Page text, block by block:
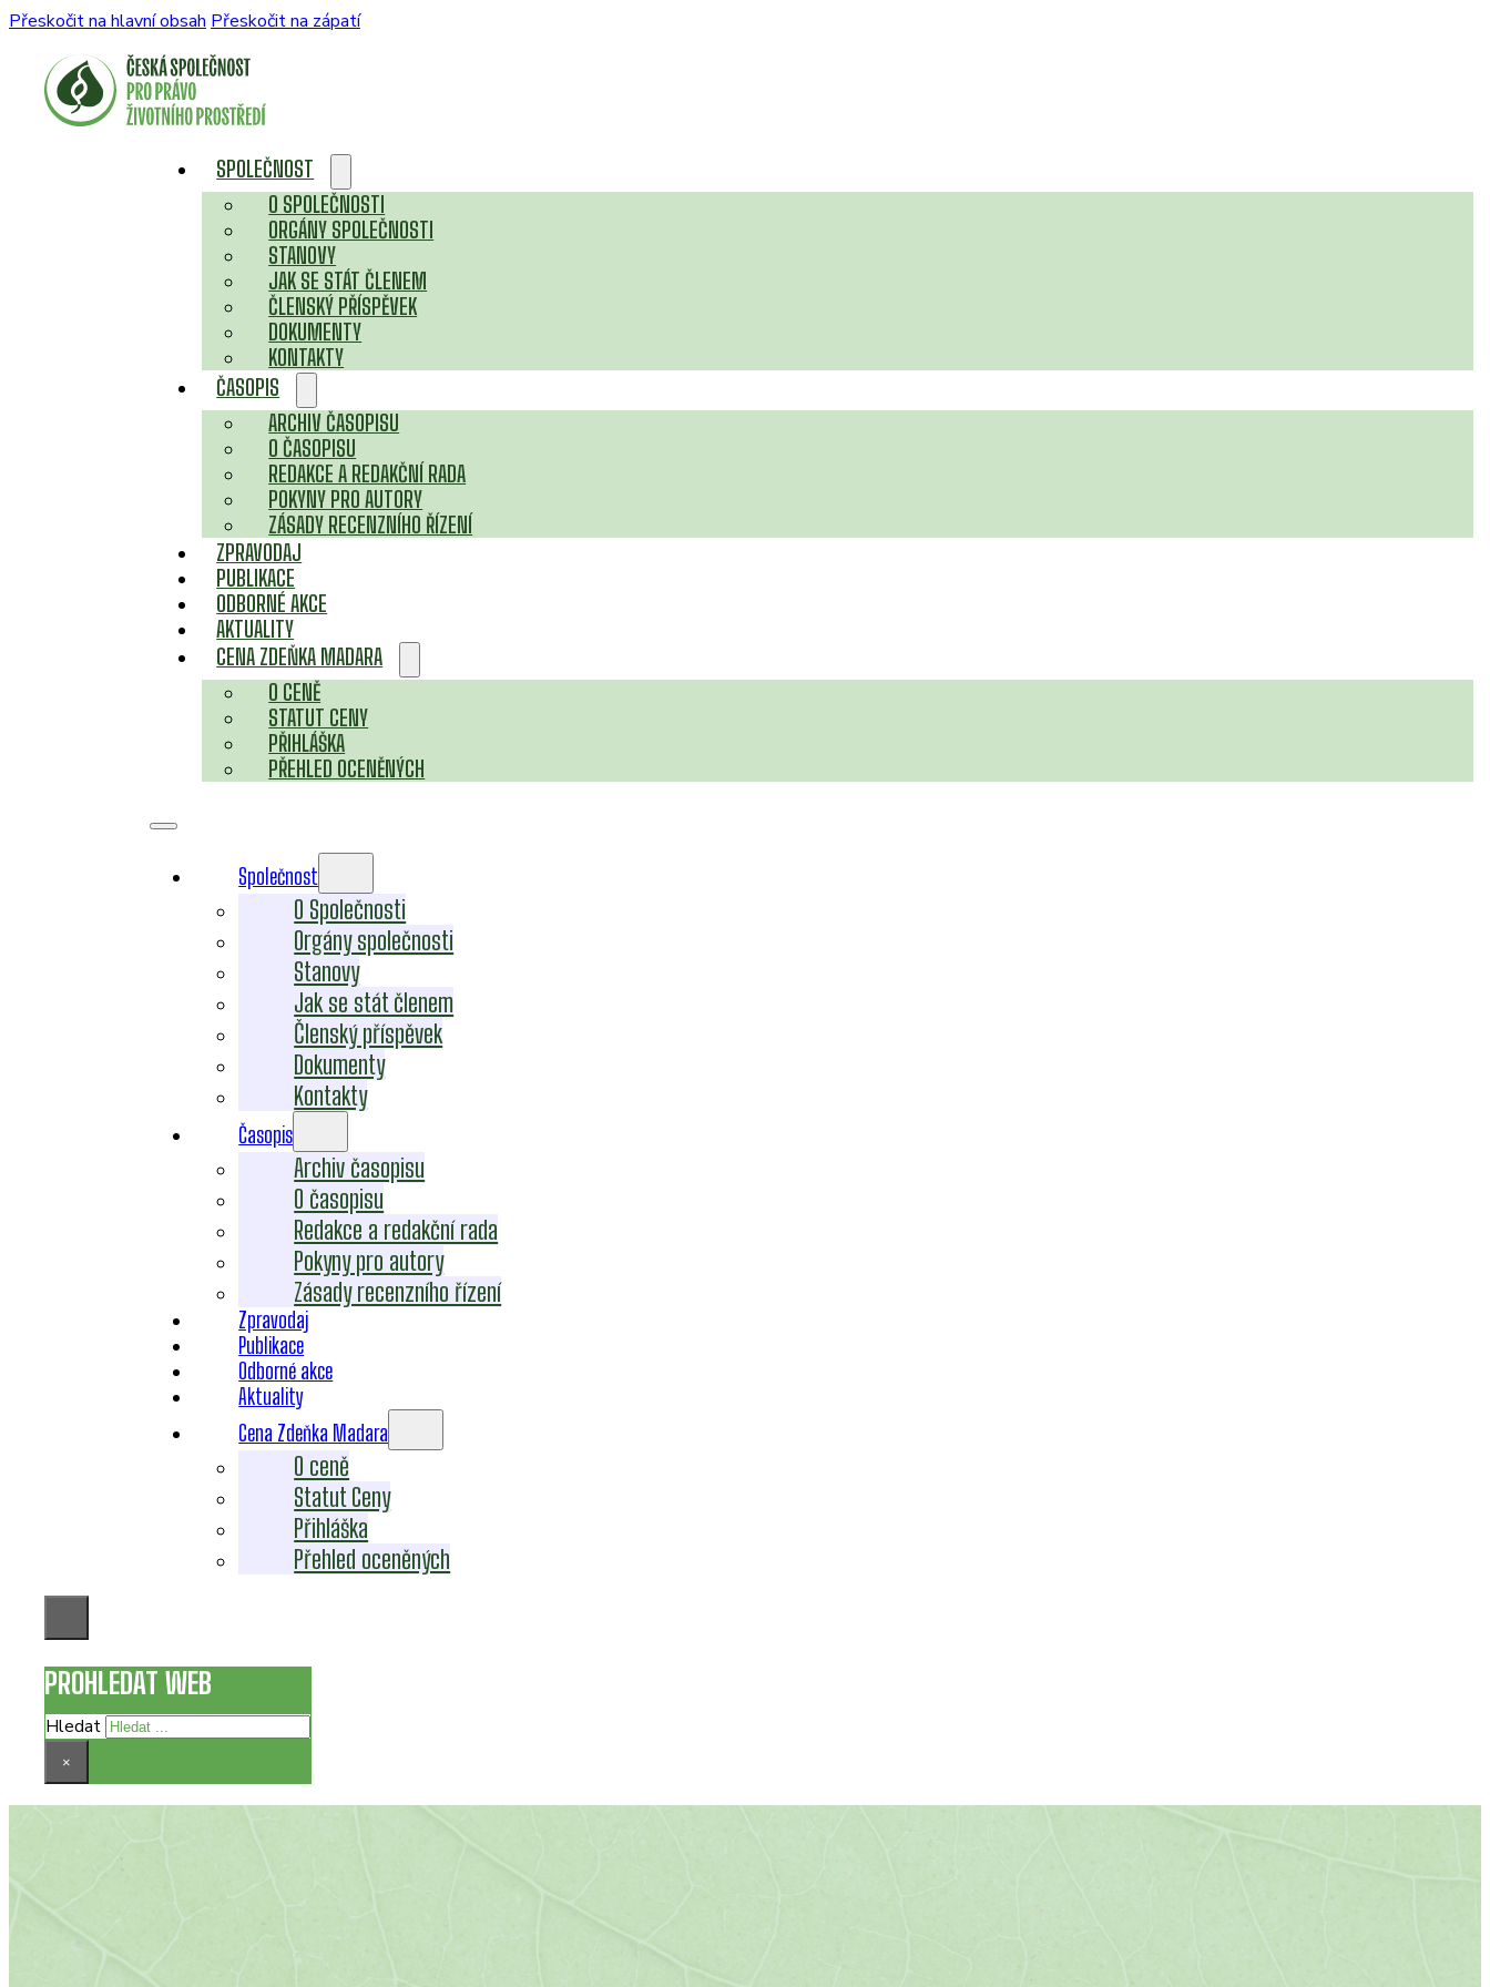
Přeskočit na hlavní obsah Přeskočit na zápatí
SPOLEČNOST
O SPOLEČNOSTI
ORGÁNY SPOLEČNOSTI
STANOVY
JAK SE STÁT ČLENEM
ČLENSKÝ PŘÍSPĚVEK
DOKUMENTY
KONTAKTY
ČASOPIS
ARCHIV ČASOPISU
O ČASOPISU
REDAKCE A REDAKČNÍ RADA
POKYNY PRO AUTORY
ZÁSADY RECENZNÍHO ŘÍZENÍ
ZPRAVODAJ
PUBLIKACE
ODBORNÉ AKCE
AKTUALITY
CENA ZDEŇKA MADARA
O CENĚ
STATUT CENY
PŘIHLÁŠKA
PŘEHLED OCENĚNÝCH
Společnost
O Společnosti
Orgány společnosti
Stanovy
Jak se stát členem
Členský příspěvek
Dokumenty
Kontakty
Časopis
Archiv časopisu
O časopisu
Redakce a redakční rada
Pokyny pro autory
Zásady recenzního řízení
Zpravodaj
Publikace
Odborné akce
Aktuality
Cena Zdeňka Madara
O ceně
Statut Ceny
Přihláška
Přehled oceněných
PROHLEDAT WEB
Hledat
×